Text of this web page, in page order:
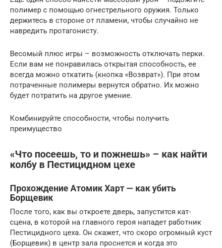
полимер с помощью огнестрельного оружия. Только
держитесь в стороне от пламени, чтобы случайно не
навредить протагонисту.
Весомый плюс игры – возможность отключать перки.
Если вам не понравилась открытая способность, ее
всегда можно откатить (кнопка «Возврат»). При этом
потраченные полимеры вернутся обратно. Их можно
будет потратить на другое умение.
Комбинируйте способности, чтобы получить
преимущество
«Что посеешь, то и пожнешь» – как найти
колбу в Пестицидном цехе
Прохождение Атомик Харт — как убить
Борщевик
После того, как вы откроете дверь, запустится кат-
сцена, в которой на главного героя нападет работник
Пестицидного цеха. Он скажет, что скоро огромный куст
(Борщевик) в центр зала проснется и когда это